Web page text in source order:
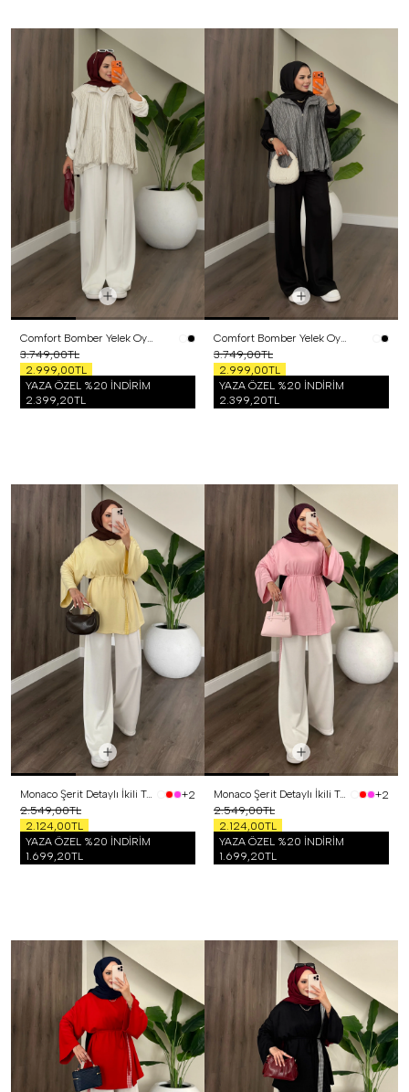
Comfort Bomber Yelek Oysh Üçlü Takım Beyaz
3.749,00TL
2.999,00TL
YAZA ÖZEL %20 İNDİRİM
2.399,20TL
Comfort Bomber Yelek Oysh Üçlü Takım Siyah
3.749,00TL
2.999,00TL
YAZA ÖZEL %20 İNDİRİM
2.399,20TL
Monaco Şerit Detaylı İkili Takım Sarı
+2
2.549,00TL
2.124,00TL
YAZA ÖZEL %20 İNDİRİM
1.699,20TL
Monaco Şerit Detaylı İkili Takım Pembe
+2
2.549,00TL
2.124,00TL
YAZA ÖZEL %20 İNDİRİM
1.699,20TL